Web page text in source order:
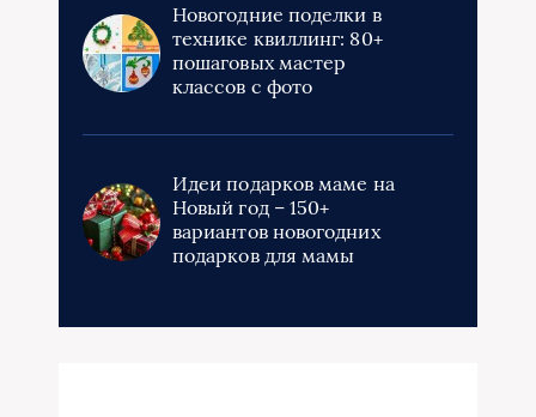
Новогодние поделки в
технике квиллинг: 80+
пошаговых мастер
классов с фото
Идеи подарков маме на
Новый год – 150+
вариантов новогодних
подарков для мамы